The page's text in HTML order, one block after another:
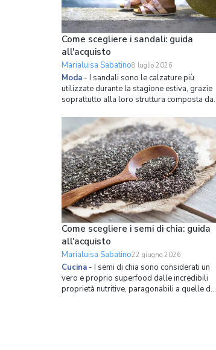
Come scegliere i sandali: guida
all'acquisto
Marialuisa Sabatino8 luglio 2026
Moda - I sandali sono le calzature più
utilizzate durante la stagione estiva, grazie
soprattutto alla loro struttura composta da
superiore, molto spesso ridotta a poche
strisce o fasce poste sull'avampiede e
caratterizzata dalla punta e dal tallone
scoperti; l'altro
Come scegliere i semi di chia: guida
all'acquisto
Marialuisa Sabatino22 giugno 2026
Cucina - I semi di chia sono considerati un
vero e proprio superfood dalle incredibili
proprietà nutritive, paragonabili a quelle del